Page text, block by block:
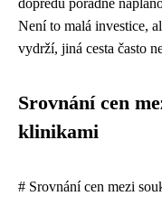
Není to malá investice,
vydrží, jiná cesta často
Srovnání cen
klinikami
# Srovnání cen mezi